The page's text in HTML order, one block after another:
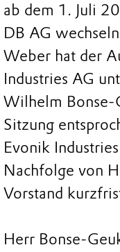
ab dem 1. Juli
DB AG
Weber hat der
Industries AG
Wilhelm Bonse-
Sitzung
Evonik
Nachfolge von
Vorstand
Herr Bonse-